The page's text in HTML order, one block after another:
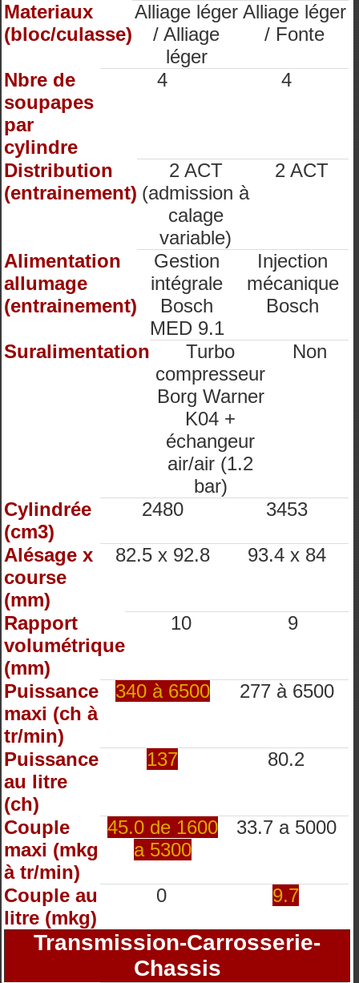
Materiaux
(bloc/culasse)
Alliage léger
/ Alliage
léger
Alliage léger
/ Fonte
Nbre de
soupapes
par
cylindre
4 4
Distribution
(entrainement)
2 ACT
(admission à
calage
variable)
2 ACT
Alimentation
allumage
(entrainement)
Gestion
intégrale
Bosch
MED 9.1
Injection
mécanique
Bosch
Suralimentation
Turbo
compresseur
Borg Warner
K04 +
échangeur
air/air (1.2
bar)
Non
Cylindrée
(cm3)
2480 3453
Alésage x
course
(mm)
82.5 x 92.8 93.4 x 84
Rapport
volumétrique
(mm)
10 9
Puissance
maxi (ch à
tr/min)
340 à 6500 277 à 6500
Puissance
au litre
(ch)
137 80.2
Couple
maxi (mkg
à tr/min)
45.0 de 1600
a 5300
33.7 a 5000
Couple au
litre (mkg)
0 9.7
Transmission-Carrosserie-
Chassis